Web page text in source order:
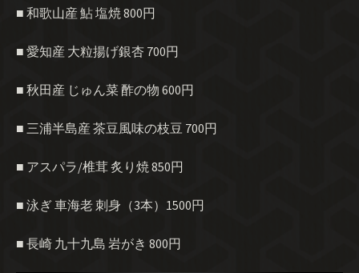
■ 和歌山産 鮎 塩焼 800円
■ 愛知産 大粒揚げ銀杏 700円
■ 秋田産 じゅん菜 酢の物 600円
■ 三浦半島産 茶豆風味の枝豆 700円
■ アスパラ/椎茸 炙り焼 850円
■ 泳ぎ 車海老 刺身（3本）1500円
■ 長崎 九十九島 岩がき 800円